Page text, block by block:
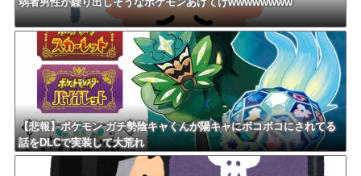
【悲報】ポケモン ガチ勢陰キャくんが陽キャにボコボコにされてる
話をDLCで実装して大荒れ